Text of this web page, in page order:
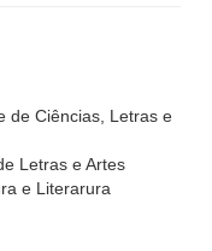
de Ciências, Letras e
Letras e Artes
e Literarura